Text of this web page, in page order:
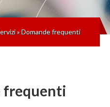
»Domande frequenti
frequenti